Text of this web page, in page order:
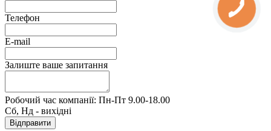
Телефон
E-mail
Залиште ваше запитання
Робочий час компанії: Пн-Пт 9.00-18.00
Сб, Нд - вихідні